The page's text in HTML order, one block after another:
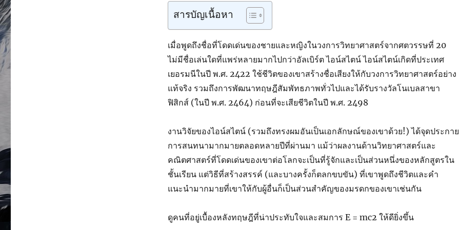
สารบัญเนื้อหา
เมื่อพูดถึงชื่อที่โดดเด่นของชายและหญิงในวงการวิทยาศาสตร์จากศตวรรษที่ 20
ไม่มีชื่อเล่นใดที่แพร่หลายมากไปกว่าอัลเบิร์ต ไอน์สไตน์ ไอน์สไตน์เกิดที่ประเทศ
เยอรมนีในปี พ.ศ. 2422 ใช้ชีวิตของเขาสร้างชื่อเสียงให้กับวงการวิทยาศาสตร์อย่าง
แท้จริง รวมถึงการพัฒนาทฤษฎีสัมพัทธภาพทั่วไปและได้รับรางวัลโนเบลสาขา
ฟิสิกส์ (ในปี พ.ศ. 2464) ก่อนที่จะเสียชีวิตในปี พ.ศ. 2498
งานวิจัยของไอน์สไตน์ (รวมถึงทรงผมอันเป็นเอกลักษณ์ของเขาด้วย!) ได้จุดประกาย
การสนทนามากมายตลอดหลายปีที่ผ่านมา แม้ว่าผลงานด้านวิทยาศาสตร์และ
คณิตศาสตร์ที่โดดเด่นของเขาต่อโลกจะเป็นที่รู้จักและเป็นส่วนหนึ่งของหลักสูตรใน
ชั้นเรียน แต่วิธีที่สร้างสรรค์ (และบางครั้งก็ตลกขบขัน) ที่เขาพูดถึงชีวิตและคำ
แนะนำมากมายที่เขาให้กับผู้อื่นก็เป็นส่วนสำคัญของมรดกของเขาเช่นกัน
ดูคนที่อยู่เบื้องหลังทฤษฎีที่น่าประทับใจและสมการ E = mc2 ให้ดียิ่งขึ้น